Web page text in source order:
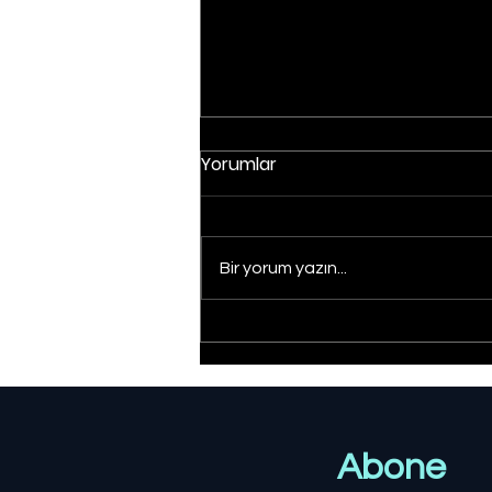
Borsada otomotiv
şirketlerinde ağustos
dönemi değerlendirildi
Yorumlar
Bir yorum yazın...
Abone